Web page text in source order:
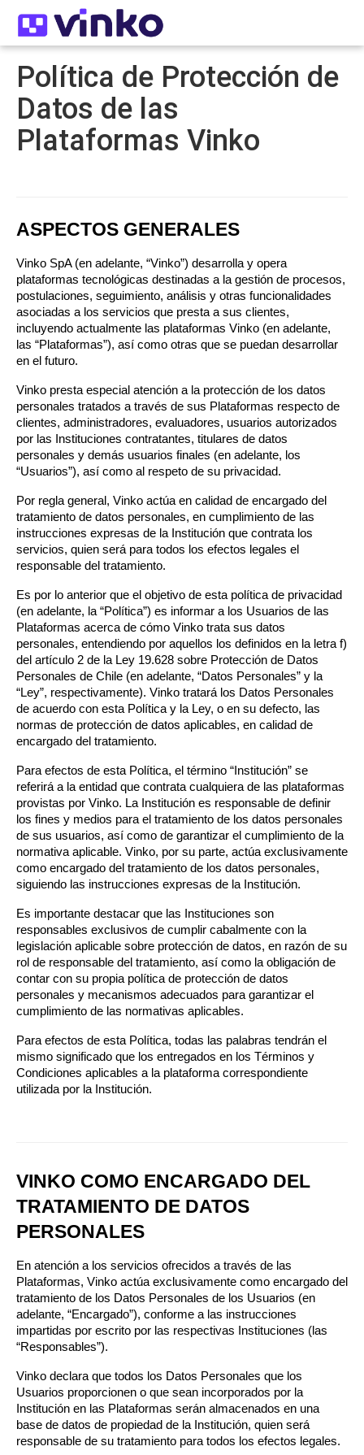
Política de Protección de
Datos de las
Plataformas Vinko
ASPECTOS GENERALES
Vinko SpA (en adelante, “Vinko”) desarrolla y opera
plataformas tecnológicas destinadas a la gestión de procesos,
postulaciones, seguimiento, análisis y otras funcionalidades
asociadas a los servicios que presta a sus clientes,
incluyendo actualmente las plataformas Vinko (en adelante,
las “Plataformas”), así como otras que se puedan desarrollar
en el futuro.
Vinko presta especial atención a la protección de los datos
personales tratados a través de sus Plataformas respecto de
clientes, administradores, evaluadores, usuarios autorizados
por las Instituciones contratantes, titulares de datos
personales y demás usuarios finales (en adelante, los
“Usuarios”), así como al respeto de su privacidad.
Por regla general, Vinko actúa en calidad de encargado del
tratamiento de datos personales, en cumplimiento de las
instrucciones expresas de la Institución que contrata los
servicios, quien será para todos los efectos legales el
responsable del tratamiento.
Es por lo anterior que el objetivo de esta política de privacidad
(en adelante, la “Política”) es informar a los Usuarios de las
Plataformas acerca de cómo Vinko trata sus datos
personales, entendiendo por aquellos los definidos en la letra f)
del artículo 2 de la Ley 19.628 sobre Protección de Datos
Personales de Chile (en adelante, “Datos Personales” y la
“Ley”, respectivamente). Vinko tratará los Datos Personales
de acuerdo con esta Política y la Ley, o en su defecto, las
normas de protección de datos aplicables, en calidad de
encargado del tratamiento.
Para efectos de esta Política, el término “Institución” se
referirá a la entidad que contrata cualquiera de las plataformas
provistas por Vinko. La Institución es responsable de definir
los fines y medios para el tratamiento de los datos personales
de sus usuarios, así como de garantizar el cumplimiento de la
normativa aplicable. Vinko, por su parte, actúa exclusivamente
como encargado del tratamiento de los datos personales,
siguiendo las instrucciones expresas de la Institución.
Es importante destacar que las Instituciones son
responsables exclusivos de cumplir cabalmente con la
legislación aplicable sobre protección de datos, en razón de su
rol de responsable del tratamiento, así como la obligación de
contar con su propia política de protección de datos
personales y mecanismos adecuados para garantizar el
cumplimiento de las normativas aplicables.
Para efectos de esta Política, todas las palabras tendrán el
mismo significado que los entregados en los Términos y
Condiciones aplicables a la plataforma correspondiente
utilizada por la Institución.
VINKO COMO ENCARGADO DEL
TRATAMIENTO DE DATOS
PERSONALES
En atención a los servicios ofrecidos a través de las
Plataformas, Vinko actúa exclusivamente como encargado del
tratamiento de los Datos Personales de los Usuarios (en
adelante, “Encargado”), conforme a las instrucciones
impartidas por escrito por las respectivas Instituciones (las
“Responsables”).
Vinko declara que todos los Datos Personales que los
Usuarios proporcionen o que sean incorporados por la
Institución en las Plataformas serán almacenados en una
base de datos de propiedad de la Institución, quien será
responsable de su tratamiento para todos los efectos legales.